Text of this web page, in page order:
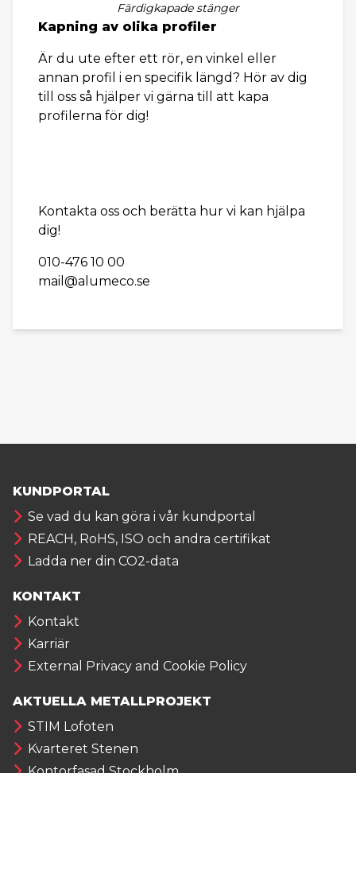
Färdigkapade stänger
Kapning av olika profiler
Är du ute efter ett rör, en vinkel eller
annan profil i en specifik längd? Hör av dig
till oss så hjälper vi gärna till att kapa
profilerna för dig!
Kontakta oss och berätta hur vi kan hjälpa
dig!
010-476 10 00
mail@alumeco.se
KUNDPORTAL
Se vad du kan göra i vår kundportal
REACH, RoHS, ISO och andra certifikat
Ladda ner din CO2-data
KONTAKT
Kontakt
Karriär
External Privacy and Cookie Policy
AKTUELLA METALLPROJEKT
STIM Lofoten
Kvarteret Stenen
Kontorfasad Stockholm